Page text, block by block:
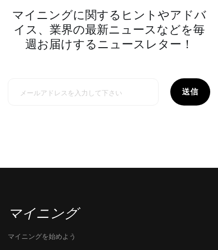
マイニングに関するヒントやアドバ
イス、業界の最新ニュースなどを毎
週お届けするニュースレター！
送信
マイニング
マイニングを始めよう